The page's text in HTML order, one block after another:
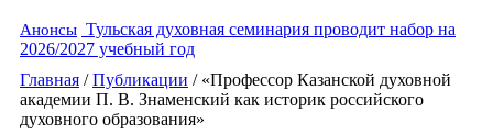
Анонсы Тульская духовная семинария проводит набор на
2026/2027 учебный год
Главная / Публикации / «Профессор Казанской духовной
академии П. В. Знаменский как историк российского
духовного образования»